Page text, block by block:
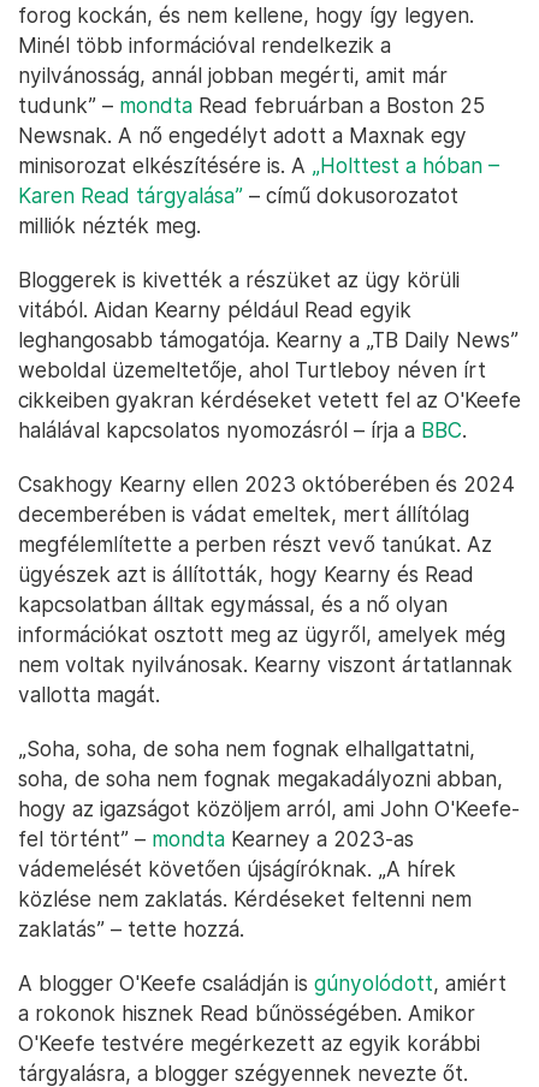
forog kockán, és nem kellene, hogy így legyen.
Minél több információval rendelkezik a
nyilvánosság, annál jobban megérti, amit már
tudunk” – mondta Read februárban a Boston 25
Newsnak. A nő engedélyt adott a Maxnak egy
minisorozat elkészítésére is. A „Holttest a hóban –
Karen Read tárgyalása” – című dokusorozatot
milliók nézték meg.
Bloggerek is kivették a részüket az ügy körüli
vitából. Aidan Kearny például Read egyik
leghangosabb támogatója. Kearny a „TB Daily News”
weboldal üzemeltetője, ahol Turtleboy néven írt
cikkeiben gyakran kérdéseket vetett fel az O'Keefe
halálával kapcsolatos nyomozásról – írja a BBC.
Csakhogy Kearny ellen 2023 októberében és 2024
decemberében is vádat emeltek, mert állítólag
megfélemlítette a perben részt vevő tanúkat. Az
ügyészek azt is állították, hogy Kearny és Read
kapcsolatban álltak egymással, és a nő olyan
információkat osztott meg az ügyről, amelyek még
nem voltak nyilvánosak. Kearny viszont ártatlannak
vallotta magát.
„Soha, soha, de soha nem fognak elhallgattatni,
soha, de soha nem fognak megakadályozni abban,
hogy az igazságot közöljem arról, ami John O'Keefe-
fel történt” – mondta Kearney a 2023-as
vádemelését követően újságíróknak. „A hírek
közlése nem zaklatás. Kérdéseket feltenni nem
zaklatás” – tette hozzá.
A blogger O'Keefe családján is gúnyolódott, amiért
a rokonok hisznek Read bűnösségében. Amikor
O'Keefe testvére megérkezett az egyik korábbi
tárgyalásra, a blogger szégyennek nevezte őt.